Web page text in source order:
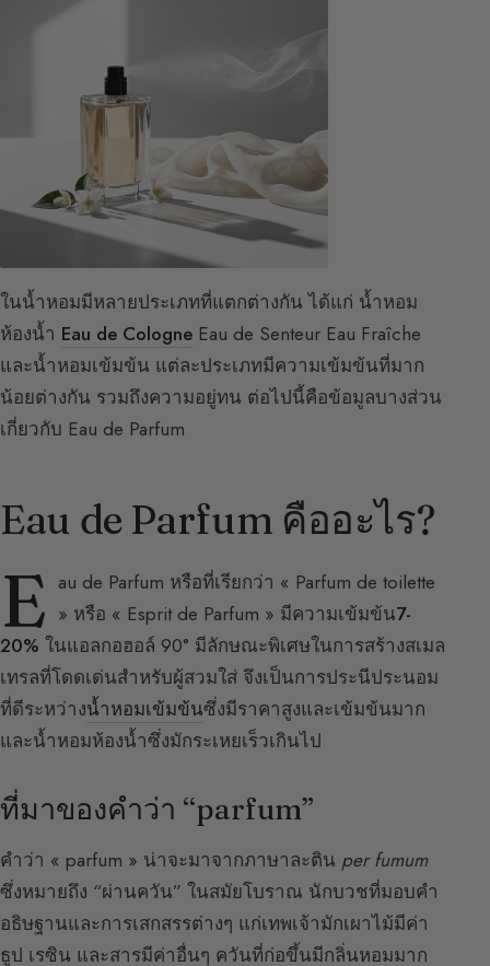
ในน้ำหอมมีหลายประเภทที่แตกต่างกัน ได้แก่ น้ำหอม
ห้องน้ำ Eau de Cologne Eau de Senteur Eau Fraîche
และน้ำหอมเข้มข้น แต่ละประเภทมีความเข้มข้นที่มาก
น้อยต่างกัน รวมถึงความอยู่ทน ต่อไปนี้คือข้อมูลบางส่วน
เกี่ยวกับ Eau de Parfum
Eau de Parfum คืออะไร?
E au de Parfum หรือที่เรียกว่า « Parfum de toilette
» หรือ « Esprit de Parfum » มีความเข้มข้น7-
20% ในแอลกอฮอล์ 90° มีลักษณะพิเศษในการสร้างสเมล
เทรลที่โดดเด่นสำหรับผู้สวมใส่ จึงเป็นการประนีประนอม
ที่ดีระหว่างน้ำหอมเข้มข้นซึ่งมีราคาสูงและเข้มข้นมาก
และน้ำหอมห้องน้ำซึ่งมักระเหยเร็วเกินไป
ที่มาของคำว่า “parfum”
คำว่า « parfum » น่าจะมาจากภาษาละติน per fumum
ซึ่งหมายถึง “ผ่านควัน” ในสมัยโบราณ นักบวชที่มอบคำ
อธิษฐานและการเสกสรรต่างๆ แก่เทพเจ้ามักเผาไม้มีค่า
ธูป เรซิน และสารมีค่าอื่นๆ ควันที่ก่อขึ้นมีกลิ่นหอมมาก